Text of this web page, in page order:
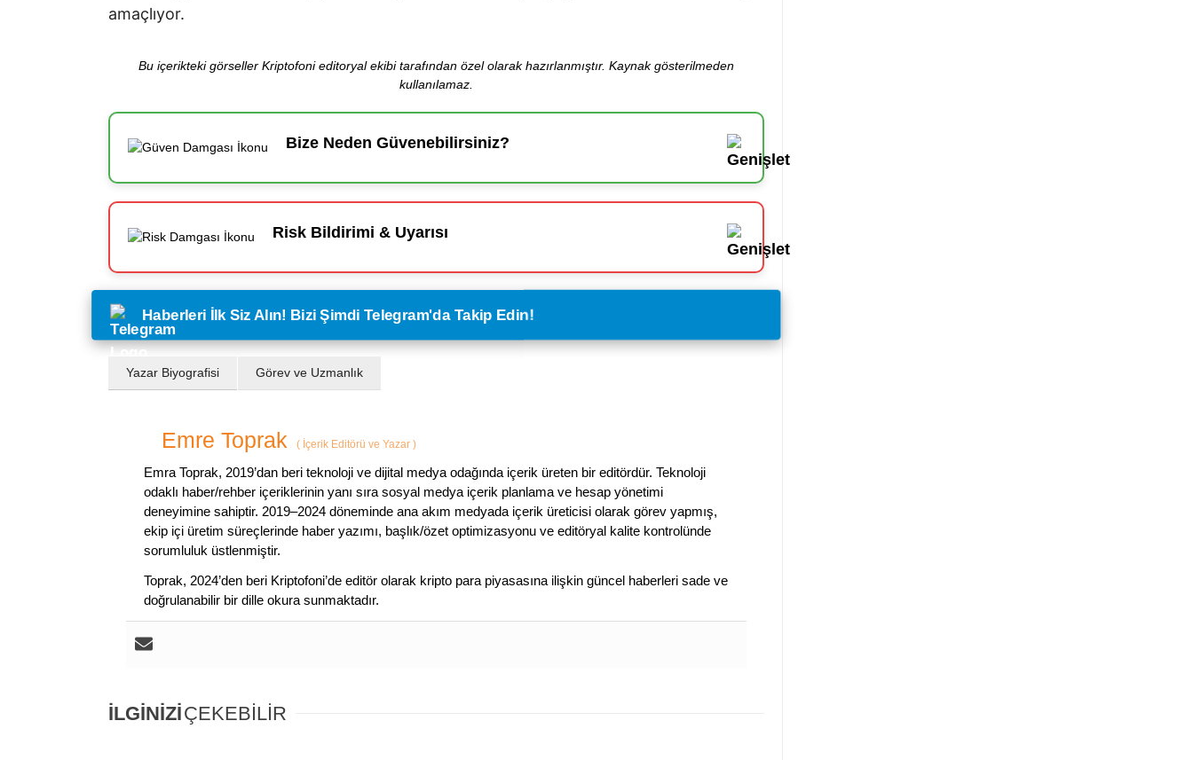
amaçlıyor.
Bu içerikteki görseller Kriptofoni editoryal ekibi tarafından özel olarak hazırlanmıştır. Kaynak gösterilmeden
kullanılamaz.
Bize Neden Güvenebilirsiniz?
Risk Bildirimi & Uyarısı
Haberleri İlk Siz Alın! Bizi Şimdi Telegram'da Takip Edin!
Yazar Biyografisi Görev ve Uzmanlık
Emre Toprak ( İçerik Editörü ve Yazar )
Emra Toprak, 2019’dan beri teknoloji ve dijital medya odağında içerik üreten bir editördür. Teknoloji
odaklı haber/rehber içeriklerinin yanı sıra sosyal medya içerik planlama ve hesap yönetimi
deneyimine sahiptir. 2019–2024 döneminde ana akım medyada içerik üreticisi olarak görev yapmış,
ekip içi üretim süreçlerinde haber yazımı, başlık/özet optimizasyonu ve editöryal kalite kontrolünde
sorumluluk üstlenmiştir.
Toprak, 2024’den beri Kriptofoni’de editör olarak kripto para piyasasına ilişkin güncel haberleri sade ve
doğrulanabilir bir dille okura sunmaktadır.
İLGİNİZİÇEKEBİLİR